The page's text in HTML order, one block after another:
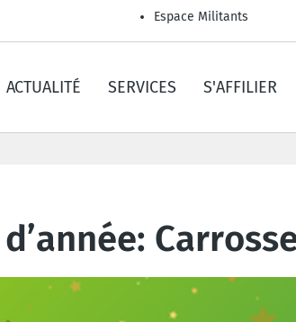
Espace Militants
ACTUALITÉ SERVICES S'AFFILIER